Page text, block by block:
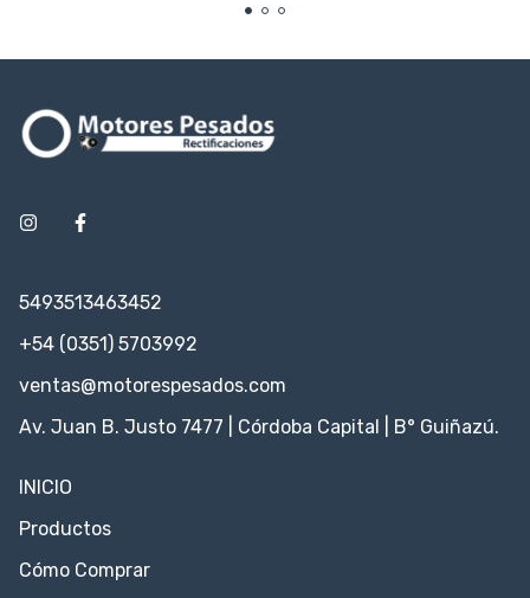
5493513463452
+54 (0351) 5703992
ventas@motorespesados.com
Av. Juan B. Justo 7477 | Córdoba Capital | B° Guiñazú.
INICIO
Productos
Cómo Comprar